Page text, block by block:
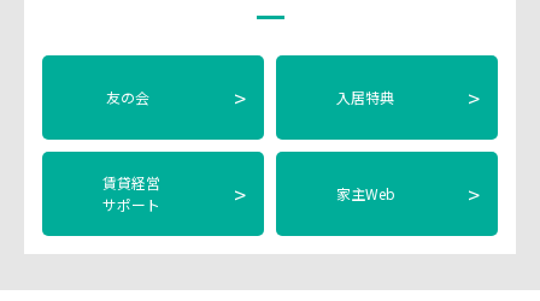
友の会 > 入居特典 >
賃貸経営
サポート
> 家主Web >